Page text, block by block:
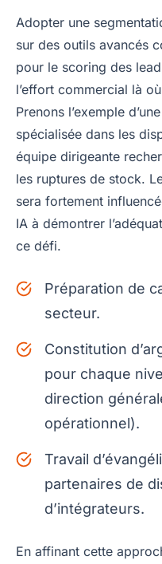
Adopter une
sur des outils avancés
pour le scoring des
l’effort commercial là
Prenons l’exemple
spécialisée dans les
équipe dirigeante
les ruptures de stock.
sera fortement
IA à démontrer
ce défi.
Préparation de
secteur.
Constitution
pour chaque
direction
opérationnel).
Travail
partenaires de
d’intégrateurs.
En affinant cette